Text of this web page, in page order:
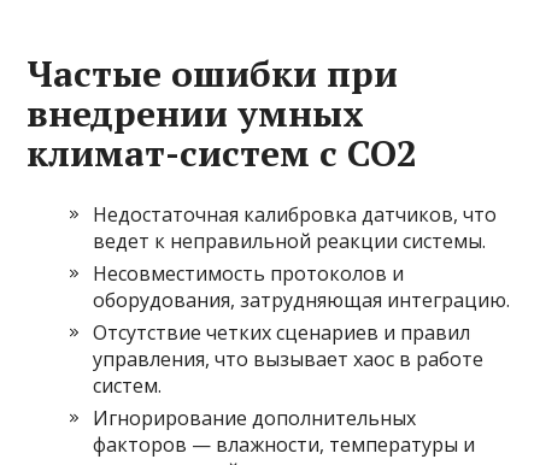
Частые ошибки при
внедрении умных
климат-систем с CO2
Недостаточная калибровка датчиков, что
ведет к неправильной реакции системы.
Несовместимость протоколов и
оборудования, затрудняющая интеграцию.
Отсутствие четких сценариев и правил
управления, что вызывает хаос в работе
систем.
Игнорирование дополнительных
факторов — влажности, температуры и